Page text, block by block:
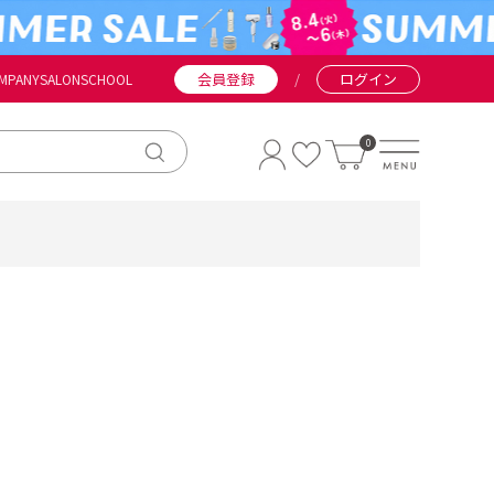
SALONSCHOOL 会員登録 / ログイン
0